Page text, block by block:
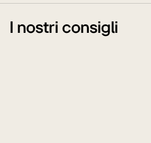
I nostri consigli